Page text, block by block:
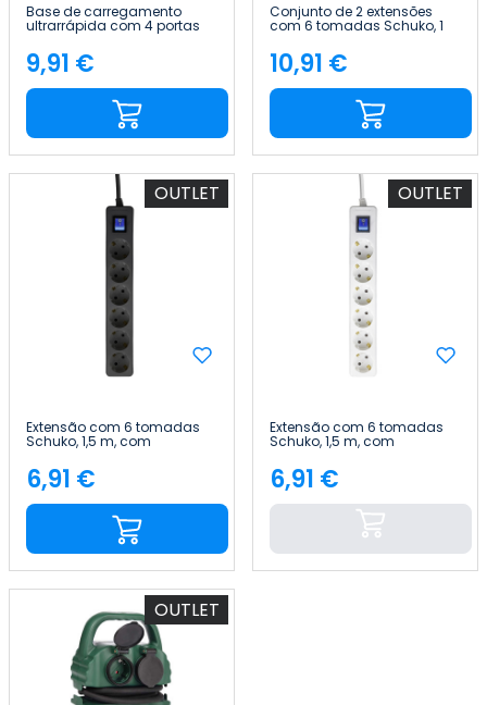
Base de carregamento
ultrarrápida com 4 portas
USB, 1 m, branca, da
Nine&One
Preço
9,91 €
Conjunto de 2 extensões
com 6 tomadas Schuko, 1
7hSevenOn
Preço
10,91 €
OUTLET
Extensão com 6 tomadas
Schuko, 1,5 m, com
Preço
6,91 €
OUTLET
Extensão com 6 tomadas
Schuko, 1,5 m, com
Preço
6,91 €
OUTLET